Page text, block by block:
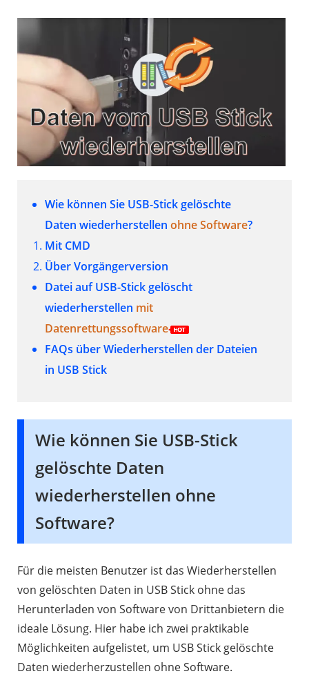
Wie können Sie USB-Stick gelöschte
Daten wiederherstellen ohne Software?
Mit CMD
Über Vorgängerversion
Datei auf USB-Stick gelöscht
wiederherstellen mit
Datenrettungssoftware
FAQs über Wiederherstellen der Dateien
in USB Stick
Wie können Sie USB-Stick
gelöschte Daten
wiederherstellen ohne
Software?
Für die meisten Benutzer ist das Wiederherstellen
von gelöschten Daten in USB Stick ohne das
Herunterladen von Software von Drittanbietern die
ideale Lösung. Hier habe ich zwei praktikable
Möglichkeiten aufgelistet, um USB Stick gelöschte
Daten wiederherzustellen ohne Software.